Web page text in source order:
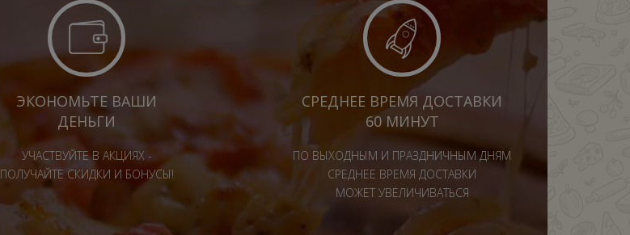
ЭКОНОМЬТЕ ВАШИ
ДЕНЬГИ
УЧАСТВУЙТЕ В АКЦИЯХ -
ПОЛУЧАЙТЕ СКИДКИ И БОНУСЫ!
СРЕДНЕЕ ВРЕМЯ ДОСТАВКИ
60 МИНУТ
ПО ВЫХОДНЫМ И ПРАЗДНИЧНЫМ ДНЯМ
СРЕДНЕЕ ВРЕМЯ ДОСТАВКИ
МОЖЕТ УВЕЛИЧИВАТЬСЯ